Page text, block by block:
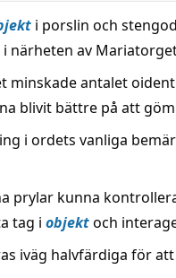
i porslin och
närheten av
minskade antalet
blivit bättre på att
i ordets vanliga
prylar kunna
tag i objektoch
iväg halvfärdiga för